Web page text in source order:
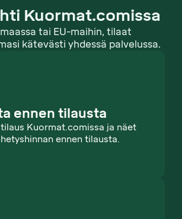
Kuormat.comissa
tai EU-maihin, tilaat
kätevästi yhdessä palvelussa.
ennen tilausta
Kuormat.comissa ja näet
ennen tilausta.